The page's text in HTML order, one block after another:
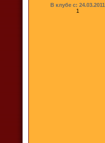
В клубе с: 24.03.2011
1